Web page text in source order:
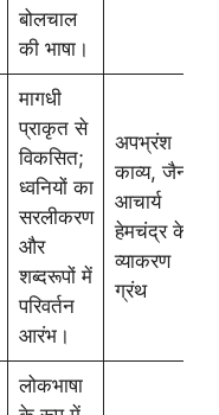
बोलचाल
की भाषा।
मागधी
प्राकृत से
विकसित;
ध्वनियों का
सरलीकरण
और
शब्दरूपों में
परिवर्तन
आरंभ।
अपभ्रंश
काव्य, जैन
आचार्य
हेमचंद्र के
व्याकरण
ग्रंथ
लोकभाषा